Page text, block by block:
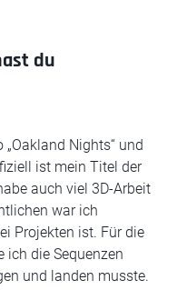
du
Nights“ und
ist mein Titel der
auch viel 3D-Arbeit
war ich
Projekten ist. Für die
ich die Sequenzen
und landen musste.